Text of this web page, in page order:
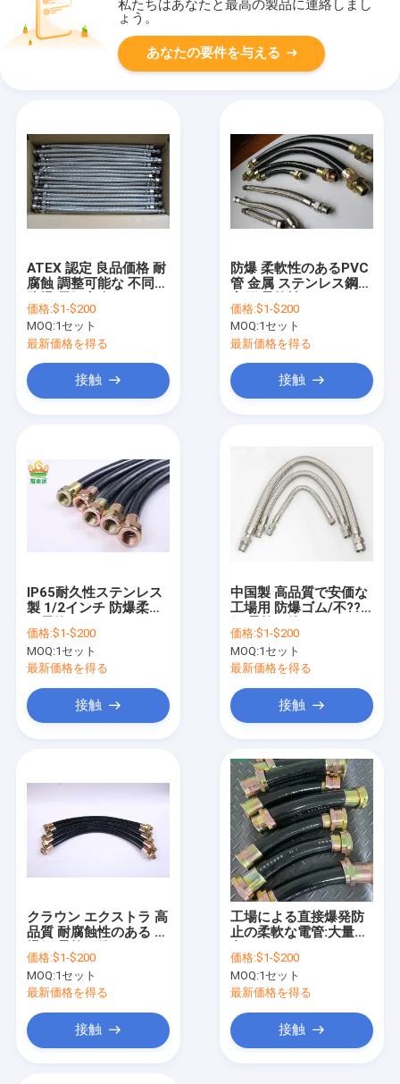
プロダクト
ビデオ
品質管理
私達に連絡しなさい
ニュース
私たちはあなたと最高の製品に連絡しまし
ょう。
あなたの要件を与える
ATEX 認定 良品価格 耐
腐蝕 調整可能な 不同鋼
柔軟な管
価格:$1-$200
MOQ:1セット
最新価格を得る
接触
防爆 柔軟性のあるPVC
管 金属 ステンレス鋼
ス パイプ
価格:$1-$200
MOQ:1セット
最新価格を得る
接触
IP65耐久性ステンレス
製 1/2インチ 防爆柔軟
価格:$1-$200
MOQ:1セット
最新価格を得る
接触
中国製 高品質で安価な
工場用 防爆ゴム/不??
価格:$1-$200
MOQ:1セット
最新価格を得る
接触
クラウン エクストラ 高
品質 耐腐蝕性のある 耐
価格:$1-$200
MOQ:1セット
最新価格を得る
接触
工場による直接爆発防
止の柔軟な電管:大量注
価格:$1-$200
MOQ:1セット
最新価格を得る
接触